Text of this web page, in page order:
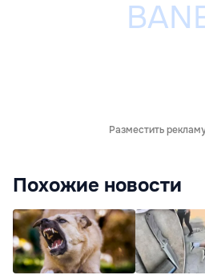
Разместить
Похожие новости